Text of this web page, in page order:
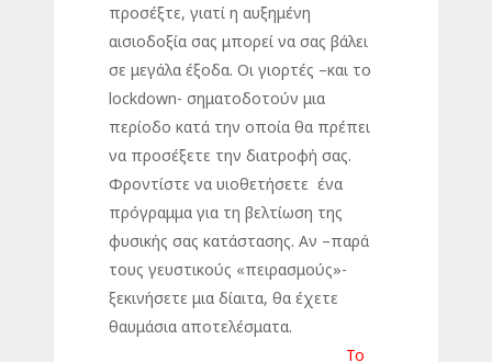
προσέξτε, γιατί η αυξημένη
αισιοδοξία σας μπορεί να σας βάλει
σε μεγάλα έξοδα. Οι γιορτές –και το
lockdown- σηματοδοτούν μια
περίοδο κατά την οποία θα πρέπει
να προσέξετε την διατροφή σας.
Φροντίστε να υιοθετήσετε ένα
πρόγραμμα για τη βελτίωση της
φυσικής σας κατάστασης. Αν –παρά
τους γευστικούς «πειρασμούς»-
ξεκινήσετε μια δίαιτα, θα έχετε
θαυμάσια αποτελέσματα.
Το